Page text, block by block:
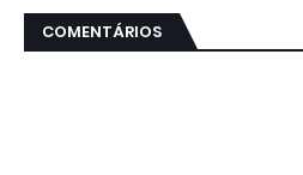
COMENTÁRIOS